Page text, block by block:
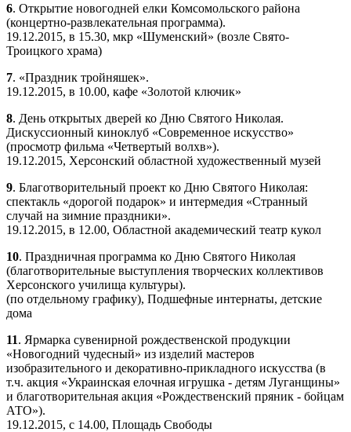
6. Открытие новогодней елки Комсомольского района
(концертно-развлекательная программа).
19.12.2015, в 15.30, мкр «Шуменский» (возле Свято-
Троицкого храма)
7. «Праздник тройняшек».
19.12.2015, в 10.00, кафе «Золотой ключик»
8. День открытых дверей ко Дню Святого Николая.
Дискуссионный киноклуб «Современное искусство»
(просмотр фильма «Четвертый волхв»).
19.12.2015, Херсонский областной художественный музей
9. Благотворительный проект ко Дню Святого Николая:
спектакль «дорогой подарок» и интермедия «Странный
случай на зимние праздники».
19.12.2015, в 12.00, Областной академический театр кукол
10. Праздничная программа ко Дню Святого Николая
(благотворительные выступления творческих коллективов
Херсонского училища культуры).
(по отдельному графику), Подшефные интернаты, детские
дома
11. Ярмарка сувенирной рождественской продукции
«Новогодний чудесный» из изделий мастеров
изобразительного и декоративно-прикладного искусства (в
т.ч. акция «Украинская елочная игрушка - детям Луганщины»
и благотворительная акция «Рождественский пряник - бойцам
АТО»).
19.12.2015, с 14.00, Площадь Свободы